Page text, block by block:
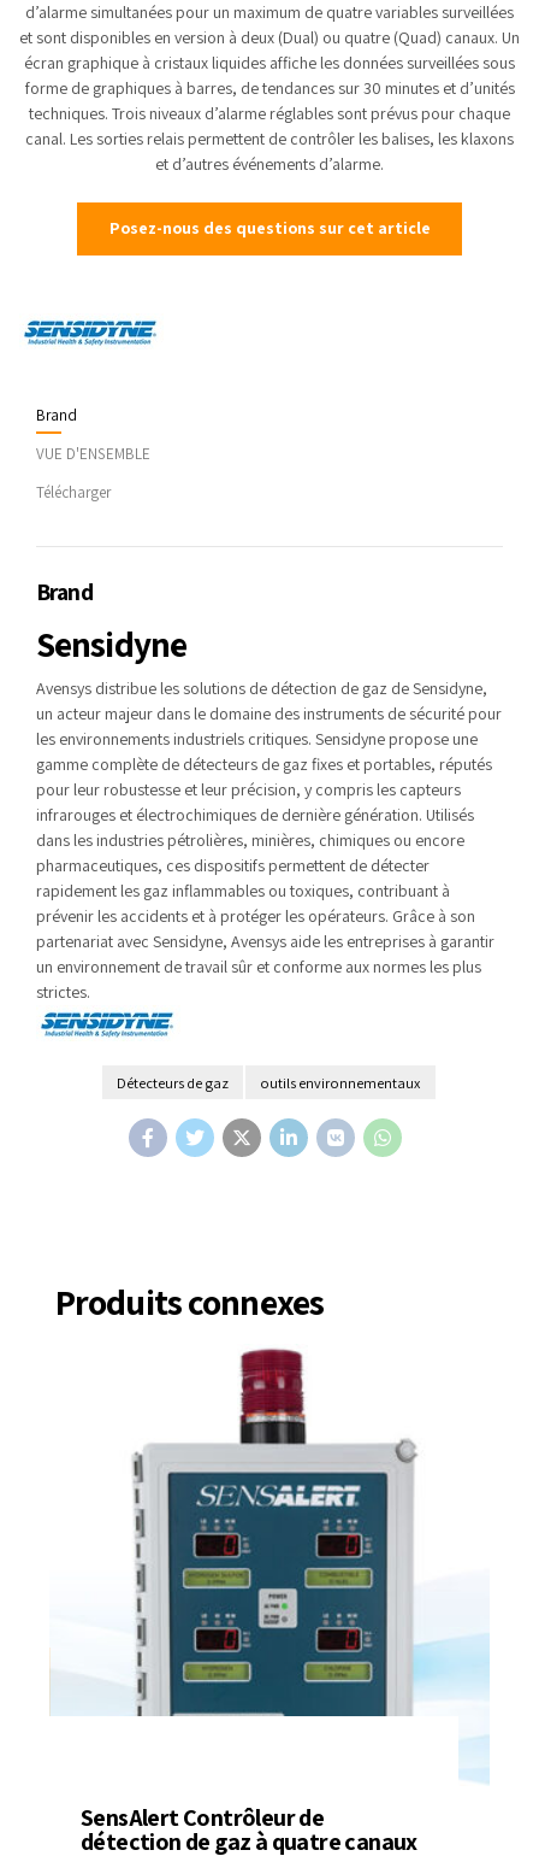
d’alarme simultanées pour un maximum de quatre variables surveillées
et sont disponibles en version à deux (Dual) ou quatre (Quad) canaux. Un
écran graphique à cristaux liquides affiche les données surveillées sous
forme de graphiques à barres, de tendances sur 30 minutes et d’unités
techniques. Trois niveaux d’alarme réglables sont prévus pour chaque
canal. Les sorties relais permettent de contrôler les balises, les klaxons
et d’autres événements d’alarme.
Posez-nous des questions sur cet article
Brand
VUE D'ENSEMBLE
Télécharger
Brand
Sensidyne
Avensys distribue les solutions de détection de gaz de Sensidyne,
un acteur majeur dans le domaine des instruments de sécurité pour
les environnements industriels critiques. Sensidyne propose une
gamme complète de détecteurs de gaz fixes et portables, réputés
pour leur robustesse et leur précision, y compris les capteurs
infrarouges et électrochimiques de dernière génération. Utilisés
dans les industries pétrolières, minières, chimiques ou encore
pharmaceutiques, ces dispositifs permettent de détecter
rapidement les gaz inflammables ou toxiques, contribuant à
prévenir les accidents et à protéger les opérateurs. Grâce à son
partenariat avec Sensidyne, Avensys aide les entreprises à garantir
un environnement de travail sûr et conforme aux normes les plus
strictes.
Détecteurs de gaz outils environnementaux
Produits connexes
SensAlert Contrôleur de
détection de gaz à quatre canaux